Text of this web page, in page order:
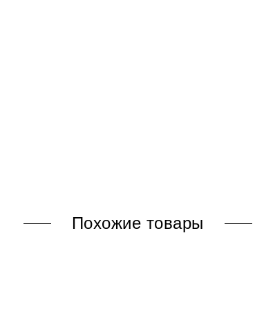
Похожие товары